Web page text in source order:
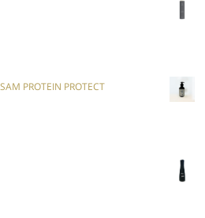
PROTEIN PROTECT